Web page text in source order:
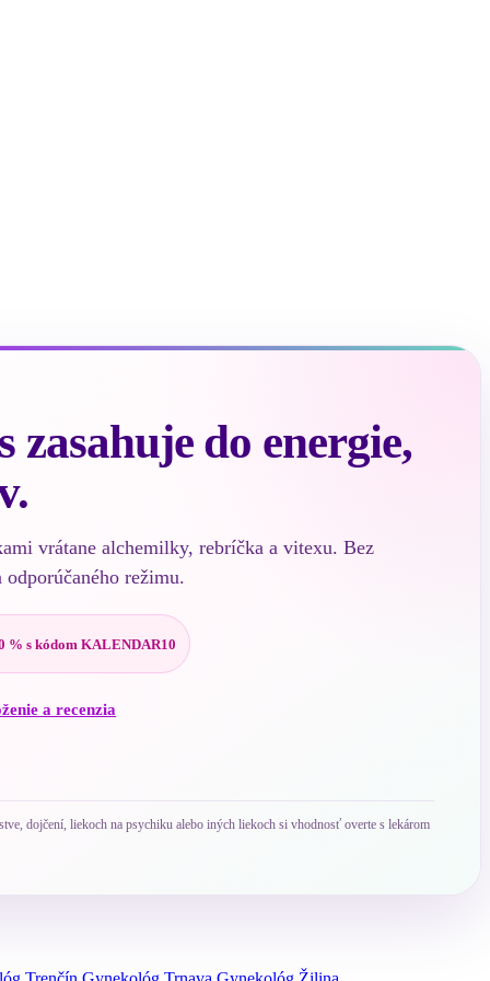
do energie,
vrátane alchemilky, rebríčka a vitexu. Bez
režimu.
% s kódom KALENDAR10
a recenzia
dojčení, liekoch na psychiku alebo iných liekoch si vhodnosť overte s lekárom